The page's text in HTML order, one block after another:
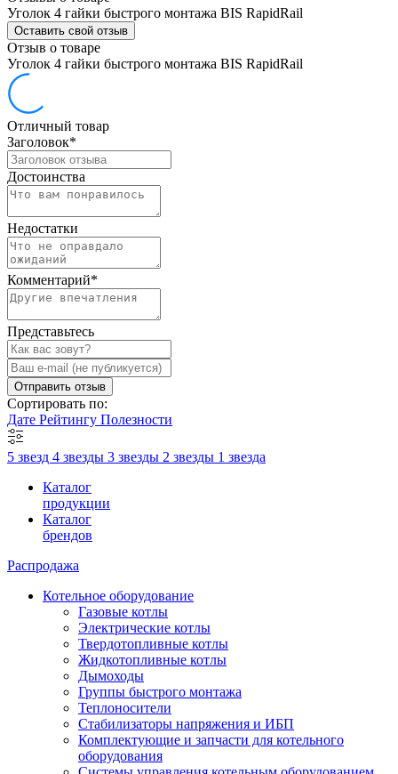
Уголок 4 гайки быстрого монтажа BIS RapidRail
Оставить свой отзыв
Отзыв о товаре
Уголок 4 гайки быстрого монтажа BIS RapidRail
Отличный товар
Заголовок*
Достоинства
Недостатки
Комментарий*
Представьтесь
Отправить отзыв
Сортировать по:
Дате Рейтингу Полезности
5 звезд 4 звезды 3 звезды 2 звезды 1 звезда
Каталог
продукции
Каталог
брендов
Распродажа
Котельное оборудование
Газовые котлы
Электрические котлы
Твердотопливные котлы
Жидкотопливные котлы
Дымоходы
Группы быстрого монтажа
Теплоносители
Стабилизаторы напряжения и ИБП
Комплектующие и запчасти для котельного
оборудования